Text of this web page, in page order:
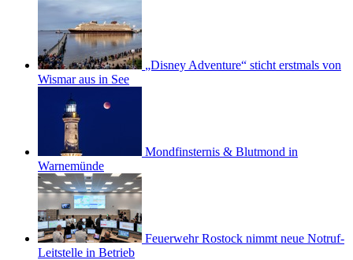
„Disney Adventure“ sticht erstmals von
Wismar aus in See
Mondfinsternis & Blutmond in
Warnemünde
Feuerwehr Rostock nimmt neue Notruf-
Leitstelle in Betrieb